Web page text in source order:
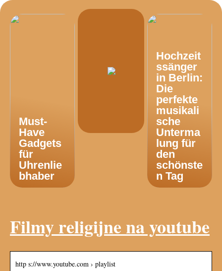
Must-
Have
Gadgets
für
Uhrenlie
bhaber
Hochzeit
ssänger
in Berlin:
Die
perfekte
musikali
sche
Unterma
lung für
den
schönste
n Tag
Filmy religijne na youtube
http s://www.youtube.com › playlist